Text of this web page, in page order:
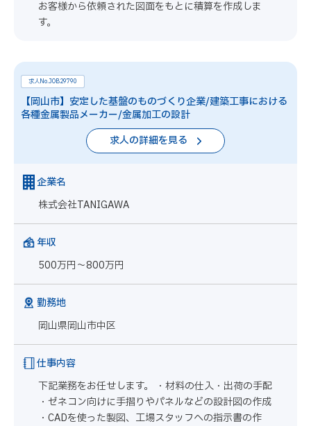
お客様から依頼された図面をもとに積算を作成しま
す。
求人No.JOB29790
【岡山市】安定した基盤のものづくり企業/建築工事における
各種金属製品メーカー/金属加工の設計
求人の詳細を見る
企業名
株式会社TANIGAWA
年収
500万円～800万円
勤務地
岡山県岡山市中区
仕事内容
下記業務をお任せします。 ・材料の仕入・出荷の手配
・ゼネコン向けに手摺りやパネルなどの設計図の作成
・CADを使った製図、工場スタッフへの指示書の作